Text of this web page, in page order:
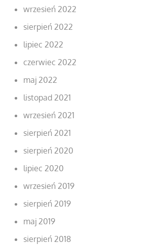
wrzesień 2022
sierpień 2022
lipiec 2022
czerwiec 2022
maj 2022
listopad 2021
wrzesień 2021
sierpień 2021
sierpień 2020
lipiec 2020
wrzesień 2019
sierpień 2019
maj 2019
sierpień 2018